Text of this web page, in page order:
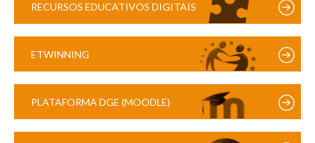
RECURSOS EDUCATIVOS DIGITAIS
ETWINNING
PLATAFORMA DGE (MOODLE)